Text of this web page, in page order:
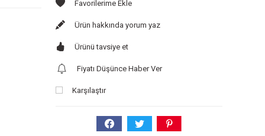
Ürün hakkında yorum yaz
Ürünü tavsiye et
Fiyatı Düşünce Haber Ver
Karşılaştır